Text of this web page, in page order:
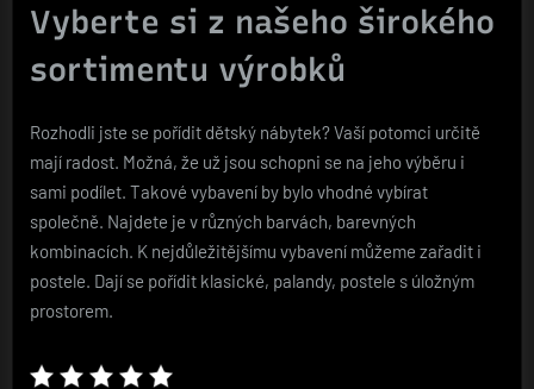
Vyberte si z našeho širokého
sortimentu výrobků
Rozhodli jste se pořídit dětský nábytek? Vaší potomci určitě
mají radost. Možná, že už jsou schopni se na jeho výběru i
sami podílet. Takové vybavení by bylo vhodné vybírat
společně. Najdete je v různých barvách, barevných
kombinacích. K nejdůležitějšímu vybavení můžeme zařadit i
postele. Dají se pořídit klasické, palandy, postele s úložným
prostorem.